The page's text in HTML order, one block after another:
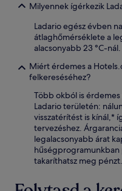
Milyennek ígérkezik
Ladario egész évben
átlaghőmérséklete a
alacsonyabb 23 °C-nál.
Miért érdemes a
felkereséséhez?
Több okból is
Ladario területén:
visszatérítést is kínál,*
tervezéshez.
legalacsonyabb árat
hűségprogramunkban
takaríthatsz meg pénzt.